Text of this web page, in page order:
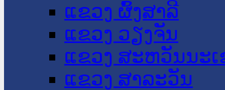
ແຂວງ ຜົ້ງສາລີ
ແຂວງ ວຽງຈັນ
ແຂວງ ສະຫວັນນະ
ແຂວງ ສາລະວັນ